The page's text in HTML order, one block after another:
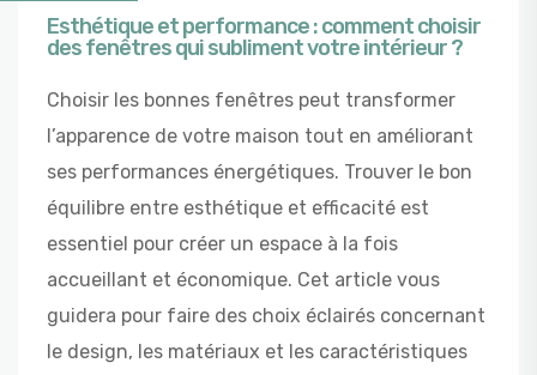
Esthétique et performance : comment choisir
des fenêtres qui subliment votre intérieur ?
Choisir les bonnes fenêtres peut transformer
l’apparence de votre maison tout en améliorant
ses performances énergétiques. Trouver le bon
équilibre entre esthétique et efficacité est
essentiel pour créer un espace à la fois
accueillant et économique. Cet article vous
guidera pour faire des choix éclairés concernant
le design, les matériaux et les caractéristiques